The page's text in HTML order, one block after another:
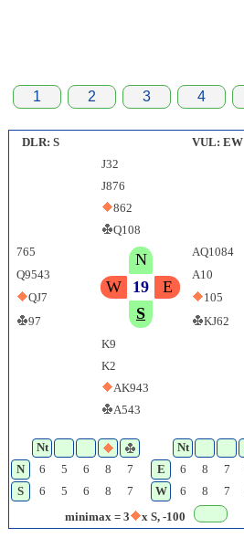
1 2 3 4
DLR: S
VUL: EW
J32
J876
862
Q108
765
N
W
19
E
S
AQ1084
Q9543
A10
QJ7
105
97
KJ62
K9
K2
AK943
A543
Nt
Nt
N
6 5 6 8 7 E 6 8 7
S
6 5 6 8 7 W 6 8 7
minimax = 3
x S, -100